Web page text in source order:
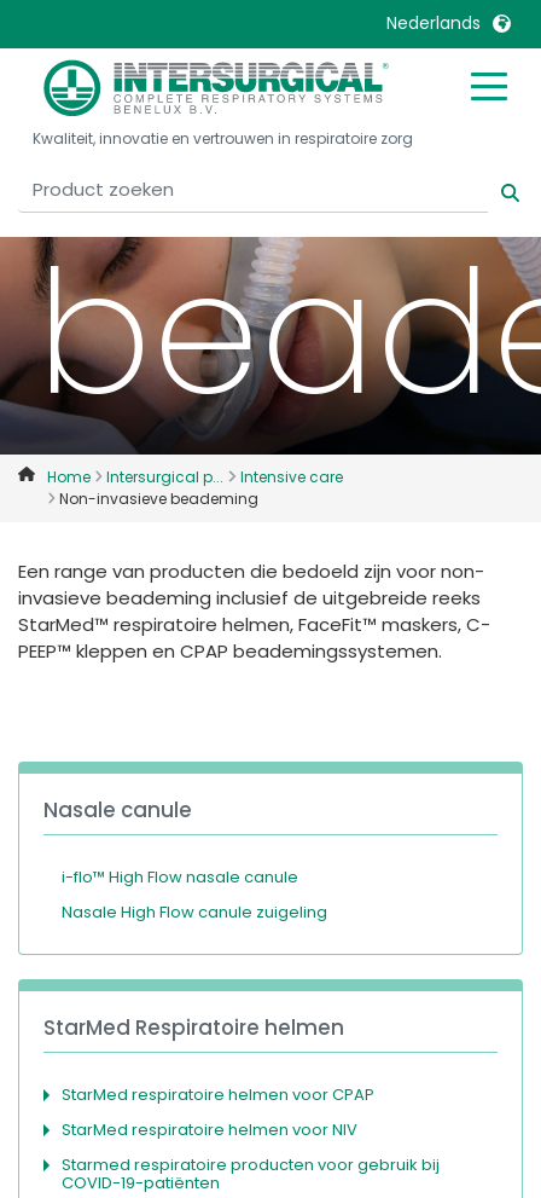
Nederlands
United Kingdom
United States
Belgique, Français
Canada, English
Canada, Français
China
Colombia
Denmark
Deutschland
France
Italia
Mexico
Nederlands
Norway
International English
Kwaliteit, innovatie en vertrouwen in respiratoire zorg
Home Intersurgical p...
Intensive care
Non-invasieve beademing
Een range van producten die bedoeld zijn voor non-
invasieve beademing inclusief de uitgebreide reeks
StarMed™ respiratoire helmen, FaceFit™ maskers, C-
PEEP™ kleppen en CPAP beademingssystemen.
Nasale canule
i-flo™ High Flow nasale canule
Nasale High Flow canule zuigeling
StarMed Respiratoire helmen
StarMed respiratoire helmen voor CPAP
StarMed respiratoire helmen voor NIV
Starmed respiratoire producten voor gebruik bij
COVID-19-patiënten